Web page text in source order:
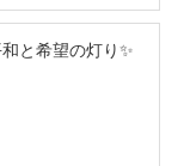
と希望の灯り✨